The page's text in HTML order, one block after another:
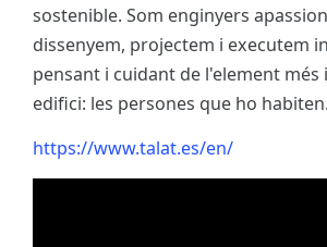
sostenible. Som enginyers
dissenyem, projectem i executem
pensant i cuidant de l'element
edifici: les persones que ho habiten.
https://www.talat.es/en/